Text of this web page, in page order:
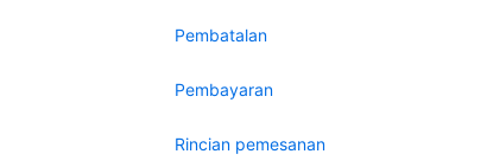
Pembatalan
Pembayaran
Rincian pemesanan